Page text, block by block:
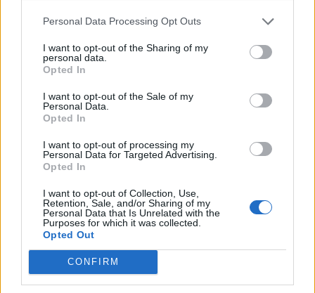
Personal Data Processing Opt Outs
I want to opt-out of the Sharing of my
personal data.
Opted In
I want to opt-out of the Sale of my
Personal Data.
Opted In
I want to opt-out of processing my
Personal Data for Targeted Advertising.
Opted In
I want to opt-out of Collection, Use,
Retention, Sale, and/or Sharing of my
Personal Data that Is Unrelated with the
Purposes for which it was collected.
Opted Out
CONFIRM
Ελληνική Αναπτυξιακή Τράπεζα:
ανοίγει δρόμο για δάνεια έως 5
δισ. σε μικρομεσαίες
Υπ. Μεταφορών: Οριστική λύση
κυκλοφορίας - Τέλος στις
χρονοβόρες διαδικασίες
Η Chery επενδύει 75 εκατ. δολάρια στην KG Mobility
Το FIAT 500 Hybrid τώρα από
συνεργασίας τους μέχρι το
2028
18η συνεχόμενη χρονιά για τον ΟΤΕ στη διεθνή σειρά δεικτών
FTSE4Good